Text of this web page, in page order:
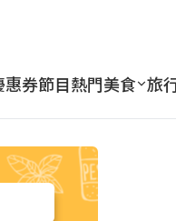
惠券節目熱門美食 旅